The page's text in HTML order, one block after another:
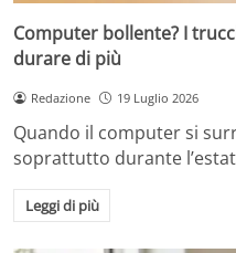
Computer bollente? I
durare di più
Redazione 19 Luglio 2026
Quando il computer si
soprattutto durante
Leggi di più